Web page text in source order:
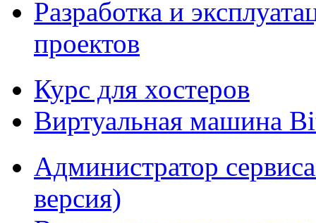
Разработка и
проектов
Курс для хостеров
Виртуальная машина
Администратор
версия)